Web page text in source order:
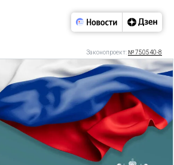
Законопроект: № 750540-8